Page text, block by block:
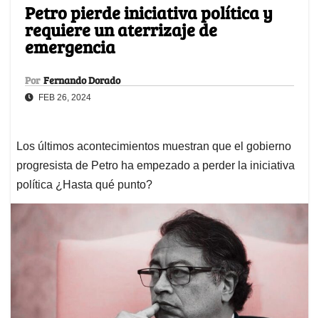
Petro pierde iniciativa política y
requiere un aterrizaje de
emergencia
Por Fernando Dorado
FEB 26, 2024
Los últimos acontecimientos muestran que el gobierno
progresista de Petro ha empezado a perder la iniciativa
política ¿Hasta qué punto?